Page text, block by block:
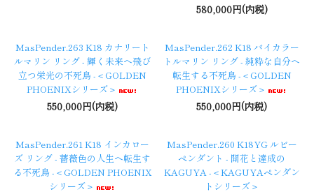
580,000円(内税)
MasPender.263 K18 カナリート
ルマリン リング - 輝く未来へ飛び
立つ栄光の不死鳥 -＜GOLDEN
PHOENIXシリーズ＞
550,000円(内税)
MasPender.262 K18 バイカラー
トルマリン リング - 純粋な自分へ
転生する不死鳥 -＜GOLDEN
PHOENIXシリーズ＞
550,000円(内税)
MasPender.261 K18 インカロー
ズ リング - 薔薇色の人生へ転生す
る不死鳥 -＜GOLDEN PHOENIX
シリーズ＞
MasPender.260 K18YG ルビー
ペンダント - 開花と達成の
KAGUYA -＜KAGUYAペンダン
トシリーズ＞